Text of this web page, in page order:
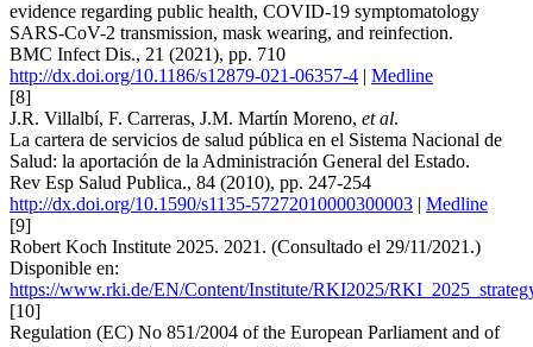
evidence regarding public health, COVID-19 symptomatology
SARS-CoV-2 transmission, mask wearing, and reinfection.
BMC Infect Dis., 21 (2021), pp. 710
http://dx.doi.org/10.1186/s12879-021-06357-4 | Medline
[8]
J.R. Villalbí, F. Carreras, J.M. Martín Moreno, et al.
La cartera de servicios de salud pública en el Sistema Nacional de
Salud: la aportación de la Administración General del Estado.
Rev Esp Salud Publica., 84 (2010), pp. 247-254
http://dx.doi.org/10.1590/s1135-57272010000300003 | Medline
[9]
Robert Koch Institute 2025. 2021. (Consultado el 29/11/2021.)
Disponible en:
https://www.rki.de/EN/Content/Institute/RKI2025/
[10]
Regulation (EC) No 851/2004 of the European Parliament and of